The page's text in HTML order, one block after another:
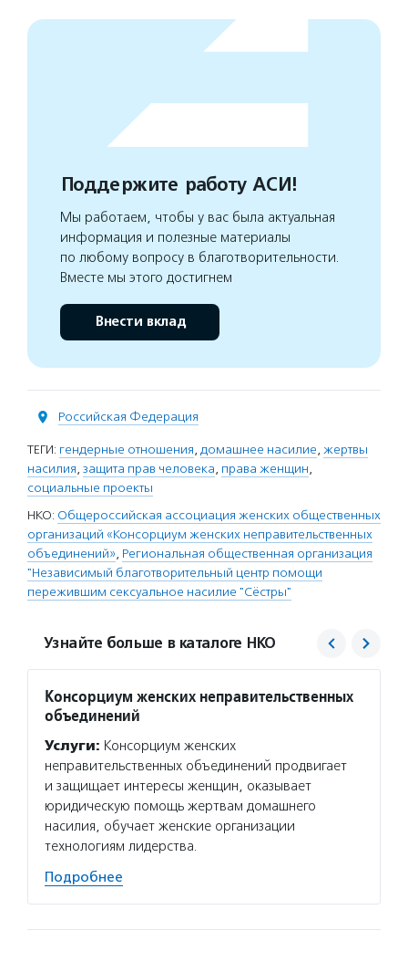
Поддержите работу АСИ!
Мы работаем, чтобы у вас была актуальная
информация и полезные материалы
по любому вопросу в благотворительности.
Вместе мы этого достигнем
Внести вклад
Российская Федерация
ТЕГИ: гендерные отношения, домашнее насилие, жертвы
насилия, защита прав человека, права женщин,
социальные проекты
НКО: Общероссийская ассоциация женских общественных
организаций «Консорциум женских неправительственных
объединений», Региональная общественная организация
"Независимый благотворительный центр помощи
пережившим сексуальное насилие "Сёстры"
Узнайте больше в каталоге НКО
Консорциум женских неправительственных
объединений
Услуги: Консорциум женских
неправительственных объединений продвигает
и защищает интересы женщин, оказывает
юридическую помощь жертвам домашнего
насилия, обучает женские организации
технологиям лидерства.
Подробнее